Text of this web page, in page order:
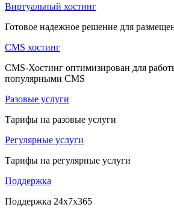
Виртуальный хостинг
Готовое надежное решение для
CMS хостинг
CMS-Хостинг оптимизирован для
популярными CMS
Разовые услуги
Тарифы на разовые услуги
Регулярные услуги
Тарифы на регулярные услуги
Поддержка
Поддержка 24x7x365